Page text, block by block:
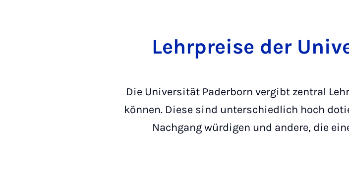
Lehrpreise der
Die Universität Paderborn vergibt zentral
können. Diese sind unterschiedlich hoch
Nachgang würdigen und andere, die